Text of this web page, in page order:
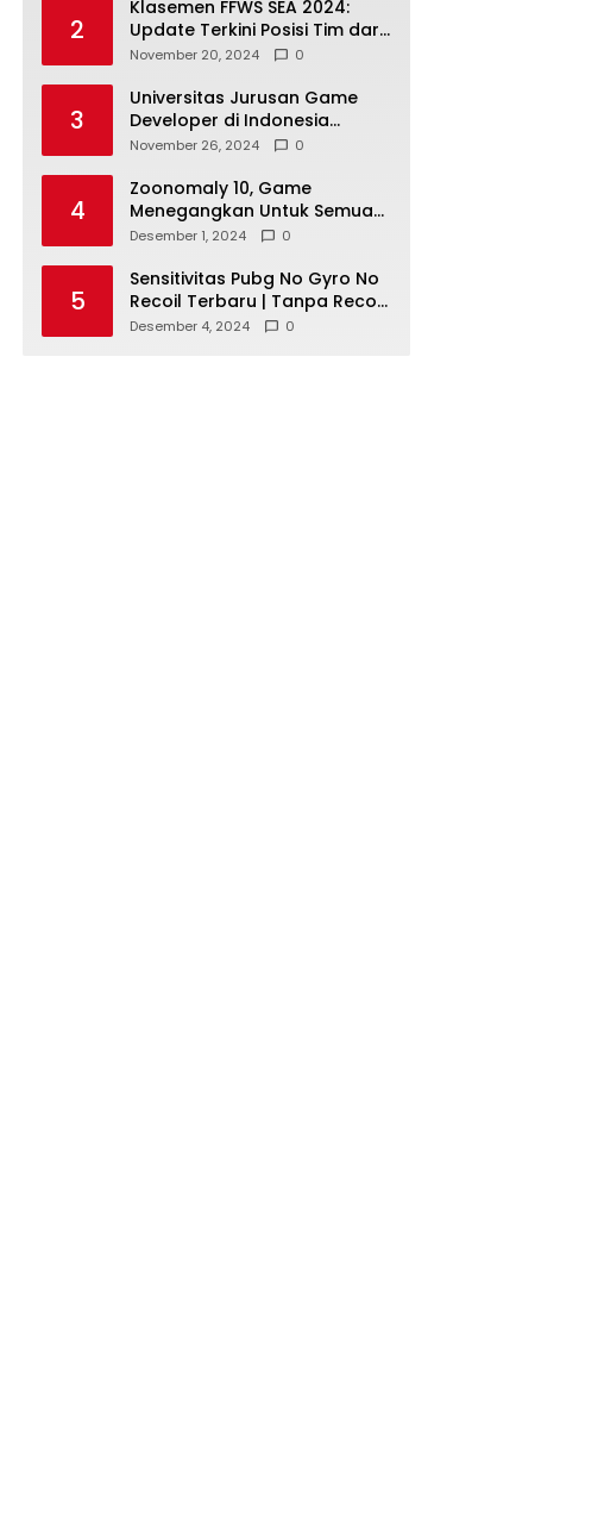
2
Klasemen FFWS SEA 2024:
Update Terkini Posisi Tim dari
Asia Tenggara
November 20, 2024 0
3
Universitas Jurusan Game
Developer di Indonesia
dengan Reputasi Baik
November 26, 2024 0
4
Zoonomaly 10, Game
Menegangkan Untuk Semua
Pecinta Horor
Desember 1, 2024 0
5
Sensitivitas Pubg No Gyro No
Recoil Terbaru | Tanpa Recoil
Untuk Headshot Lebih Mudah!
Desember 4, 2024 0